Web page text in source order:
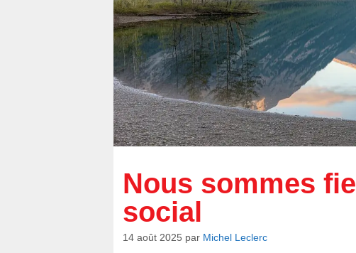
Nous sommes
social
14 août 2025 par Michel Leclerc